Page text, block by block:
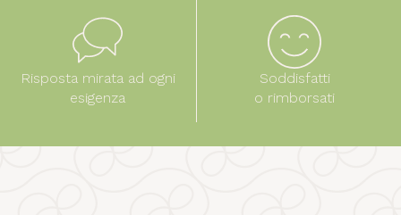
Risposta mirata ad ogni
esigenza
Soddisfatti
o rimborsati